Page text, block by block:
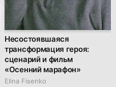
Несостоявшаяся
трансформация героя:
сценарий и фильм
«Осенний марафон»
Elina Fisenko